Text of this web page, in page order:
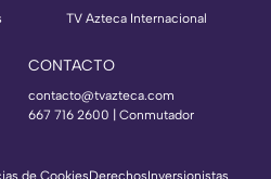
TV Azteca Internacional
CONTACTO
contacto@tvazteca.com
667 716 2600 | Conmutador